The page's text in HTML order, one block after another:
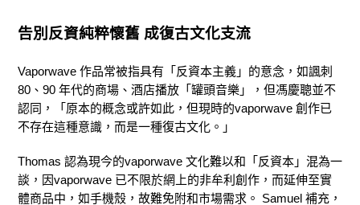
告別反資純粹懷舊 成復古文化支流
Vaporwave 作品常被指具有「反資本主義」的意念，如諷刺
80、90 年代的商場、酒店播放「罐頭音樂」，但馮慶聰並不
認同，「原本的概念或許如此，但現時的vaporwave 創作已
不存在這種意識，而是一種復古文化。」
Thomas 認為現今的vaporwave 文化難以和「反資本」混為一
談，因vaporwave 已不限於網上的非牟利創作，而延伸至實
體商品中，如手機殼，故難免附和市場需求。 Samuel 補充，